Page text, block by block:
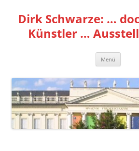
springen
Dirk Schwarze: …
Künstler …
Menü